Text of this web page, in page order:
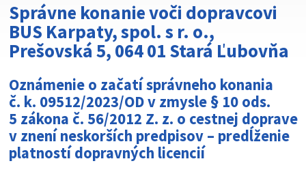
Správne konanie voči dopravcovi
BUS Karpaty, spol. s r. o.,
Prešovská 5, 064 01 Stará Ľubovňa
Oznámenie o začatí správneho konania
č. k. 09512/2023/OD v zmysle § 10 ods.
5 zákona č. 56/2012 Z. z. o cestnej doprave
v znení neskorších predpisov – predĺženie
platností dopravných licencií